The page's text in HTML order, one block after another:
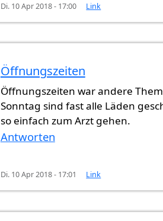
Di. 10 Apr 2018 - 17:00 Link
Öffnungszeiten
Öffnungszeiten war andere
Sonntag sind fast alle Läden
so einfach zum Arzt gehen.
Antworten
Di. 10 Apr 2018 - 17:01 Link